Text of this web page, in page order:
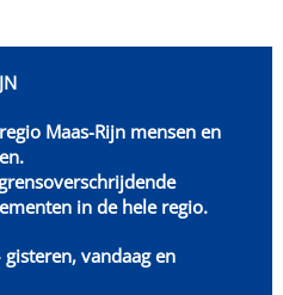
Maas-Rijn mensen en
in de hele regio.
vandaag en